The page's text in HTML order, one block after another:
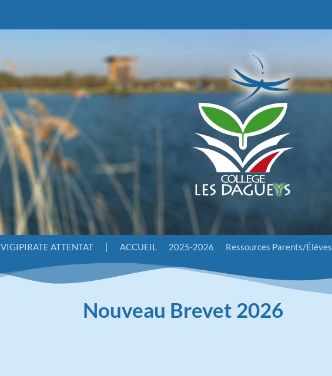
VIGIPIRATE ATTENTAT | ACCUEIL 2025-2026 Ressources Parents/Élèves
Nouveau Brevet 2026